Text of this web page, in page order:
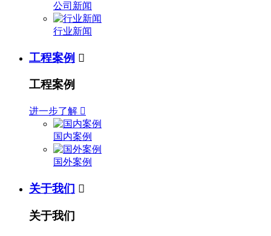
公司新闻
行业新闻
工程案例 
工程案例
进一步了解 
国内案例
国外案例
关于我们 
关于我们